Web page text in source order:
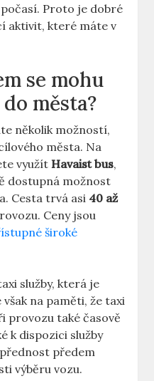
Proto je dobré
aktivit, které máte v
se mohu
města?
několik možností,
města. Na
využítHavaist bus,
dostupná možnost
Cesta trvá asi 40 až
Ceny jsou
široké
služby, která je
na paměti, že taxi
provozu také časově
k dispozici služby
předem
výběru vozu.